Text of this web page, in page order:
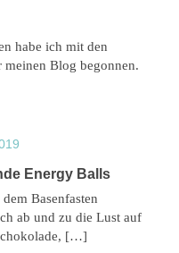
habe ich mit den
meinen Blog begonnen.
Energy Balls
Basenfasten
ab und zu die Lust auf
[…]